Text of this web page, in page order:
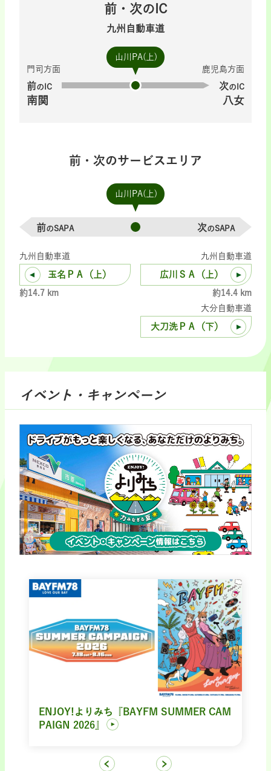
前・次のIC
九州自動車道
山川PA(上)
門司方面
前のIC
南関
鹿児島方面
次のIC
八女
前・次のサービスエリア
山川PA(上)
前のSAPA 次のSAPA
九州自動車道
玉名ＰＡ（上）
約14.7 km
九州自動車道
広川ＳＡ（上）
約14.4 km
大分自動車道
大刀洗ＰＡ（下）
イベント・キャンペーン
ENJOY!よりみち『BAYFM SUMMER CAM
PAIGN 2026』